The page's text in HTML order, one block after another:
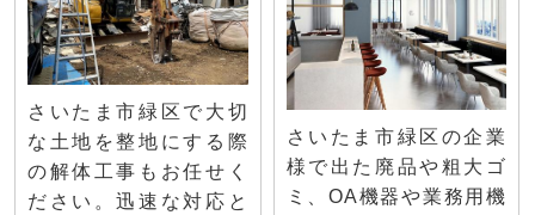
さいたま市緑区で大切
な土地を整地にする際
の解体工事もお任せく
ださい。迅速な対応と
さいたま市緑区の企業
様で出た廃品や粗大ゴ
ミ、OA機器や業務用機